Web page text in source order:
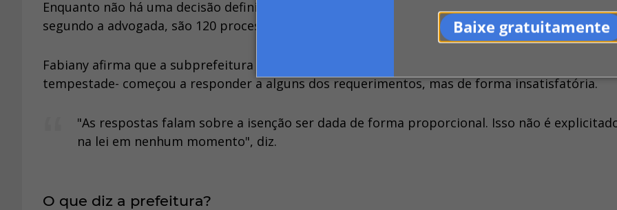
Baixe gratuitamente
Enquanto não há uma decisão definitiva, os moradores resolveram pagar o valor parcelado.
segundo a advogada, são 120 processos em andamento pedindo o cumprimento da lei.
Fabiany afirma que a subprefeitura da Lapa -responsável por um dos bairros afetados pela
tempestade- começou a responder a alguns dos requerimentos, mas de forma insatisfatória.
"As respostas falam sobre a isenção ser dada de forma proporcional. Isso não é
na lei em nenhum momento", diz.
O que diz a prefeitura?